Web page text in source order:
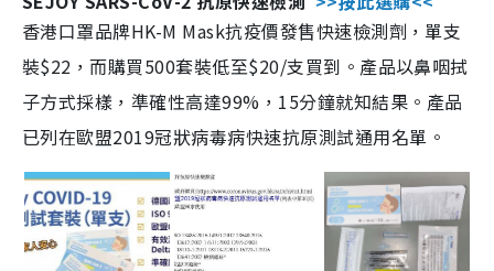
香港口罩品牌HK-M Mask抗疫價發售快速檢測劑，單支
裝$22，而購買500套裝低至$20/支買到。產品以鼻咽拭
子方式採樣，準確性高達99%，15分鐘就知結果。產品
已列在歐盟2019冠狀病毒病快速抗原測試通用名單。